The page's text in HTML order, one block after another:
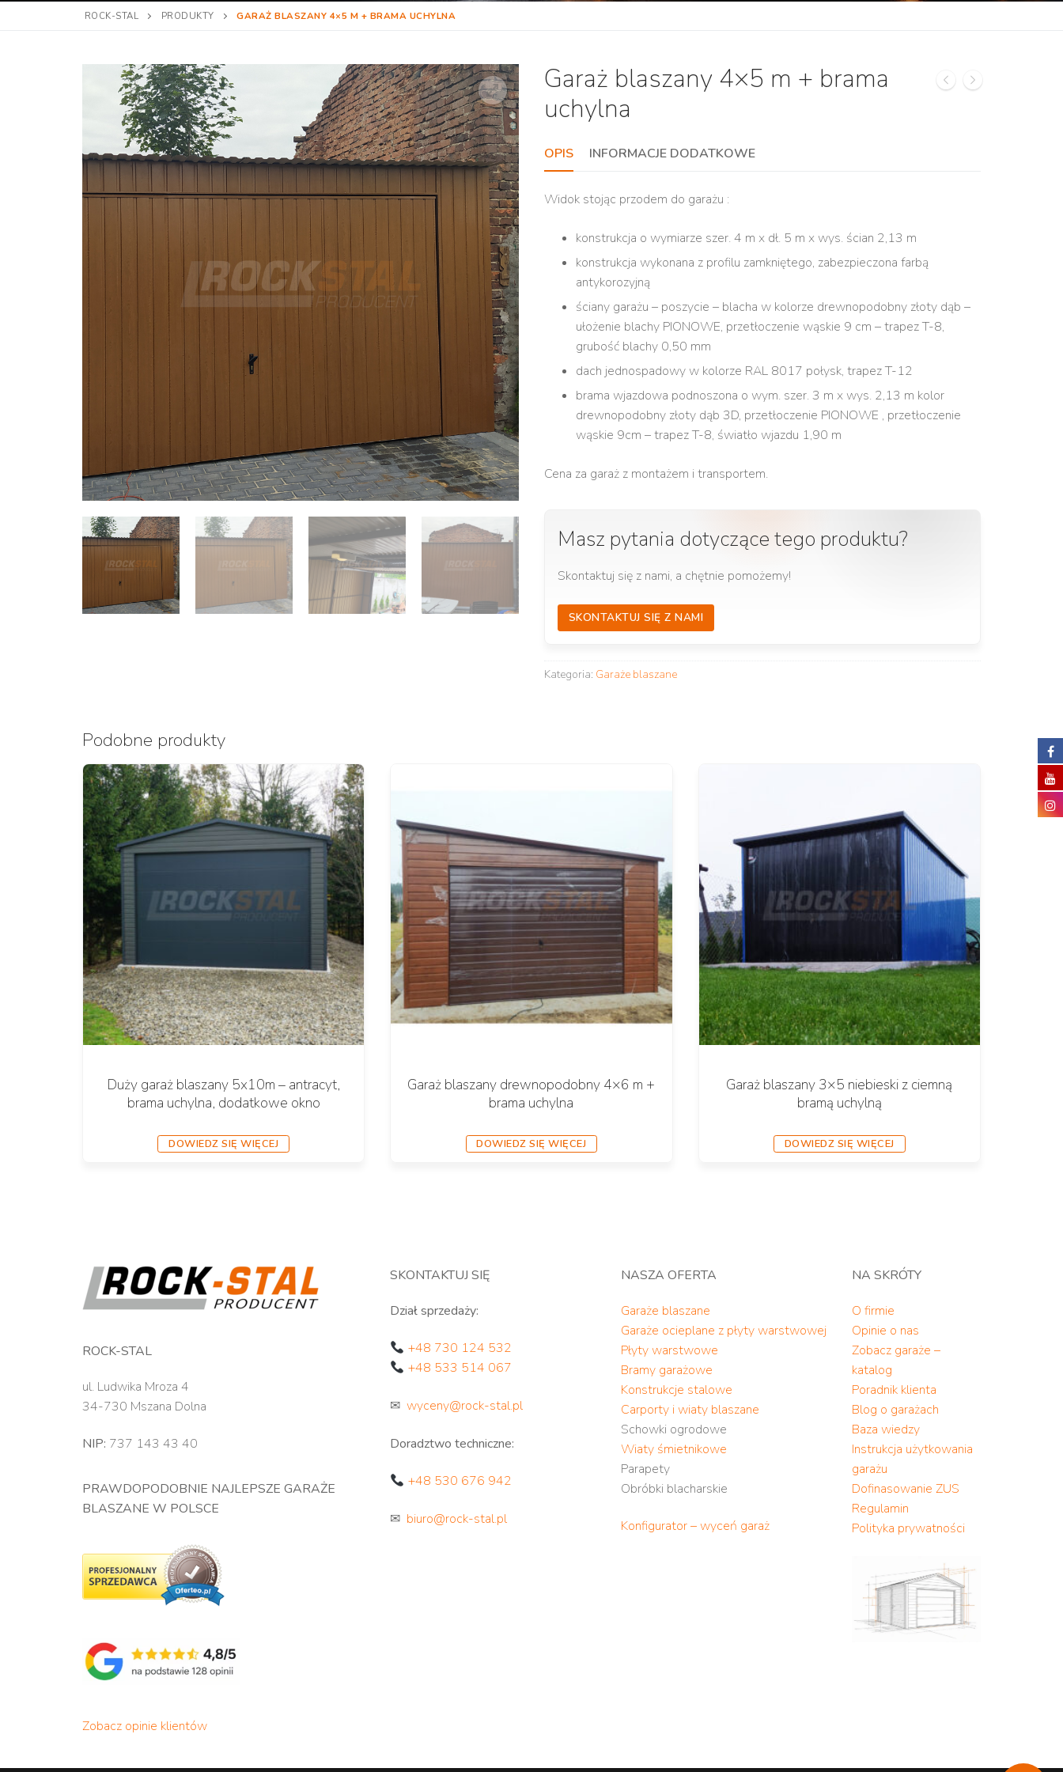
ROCK-STAL PRODUKTY GARAŻ BLASZANY 4×5 M + BRAMA UCHYLNA
Garaż blaszany 4×5 m + brama
uchylna
OPIS INFORMACJE DODATKOWE
Widok stojąc przodem do garażu :
konstrukcja o wymiarze szer. 4 m x dł. 5 m x wys. ścian 2,13 m
konstrukcja wykonana z profilu zamkniętego, zabezpieczona farbą
antykorozyjną
ściany garażu – poszycie – blacha w kolorze drewnopodobny złoty dąb –
ułożenie blachy PIONOWE, przetłoczenie wąskie 9 cm – trapez T-8,
grubość blachy 0,50 mm
dach jednospadowy w kolorze RAL 8017 połysk, trapez T-12
brama wjazdowa podnoszona o wym. szer. 3 m x wys. 2,13 m kolor
drewnopodobny złoty dąb 3D, przetłoczenie PIONOWE , przetłoczenie
wąskie 9cm – trapez T-8, światło wjazdu 1,90 m
Cena za garaż z montażem i transportem.
Masz pytania dotyczące tego produktu?
Skontaktuj się z nami, a chętnie pomożemy!
SKONTAKTUJ SIĘ Z NAMI
Kategoria: Garaże blaszane
Podobne produkty
Duży garaż blaszany 5x10m – antracyt,
brama uchylna, dodatkowe okno
DOWIEDZ SIĘ WIĘCEJ
Garaż blaszany drewnopodobny 4×6 m +
brama uchylna
DOWIEDZ SIĘ WIĘCEJ
Garaż blaszany 3×5 niebieski z ciemną
bramą uchylną
DOWIEDZ SIĘ WIĘCEJ
ROCK-STAL
ul. Ludwika Mroza 4
34-730 Mszana Dolna
NIP: 737 143 43 40
PRAWDOPODOBNIE NAJLEPSZE GARAŻE
BLASZANE W POLSCE
Zobacz opinie klientów
SKONTAKTUJ SIĘ
Dział sprzedaży:
+48 730 124 532
+48 533 514 067
✉wyceny@rock-stal.pl
Doradztwo techniczne:
+48 530 676 942
✉ biuro@rock-stal.pl
NASZA OFERTA
Garaże blaszane
Garaże ocieplane z płyty warstwowej
Płyty warstwowe
Bramy garażowe
Konstrukcje stalowe
Carporty i wiaty blaszane
Schowki ogrodowe
Wiaty śmietnikowe
Parapety
Obróbki blacharskie
Konfigurator – wyceń garaż
NA SKRÓTY
O firmie
Opinie o nas
Zobacz garaże –
katalog
Poradnik klienta
Blog o garażach
Baza wiedzy
Instrukcja użytkowania
garażu
Dofinasowanie ZUS
Regulamin
Polityka prywatności